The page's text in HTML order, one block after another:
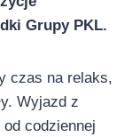
Grupy PKL.
czas na relaks,
Wyjazd z
codziennej